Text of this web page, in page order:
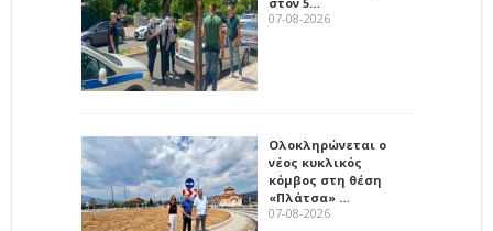
07-08-2026
Ολοκληρώνεται ο
νέος κυκλικός
κόμβος στη θέση
«Πλάτσα» …
07-08-2026